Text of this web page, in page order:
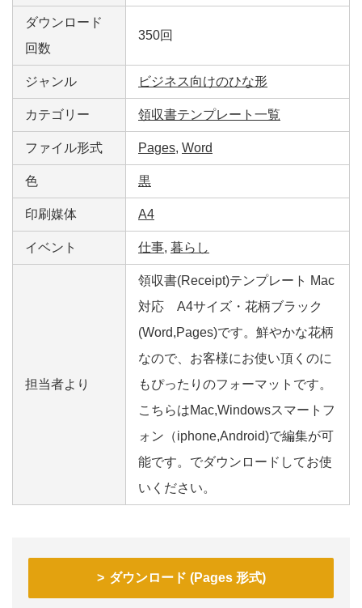
ダウンロード
回数
350回
ジャンル ビジネス向けのひな形
カテゴリー 領収書テンプレート一覧
ファイル形式 Pages, Word
色 黒
印刷媒体 A4
イベント 仕事, 暮らし
担当者より
領収書(Receipt)テンプレート Mac
対応 A4サイズ・花柄ブラック
(Word,Pages)です。鮮やかな花柄
なので、お客様にお使い頂くのに
もぴったりのフォーマットです。
こちらはMac,Windowsスマートフ
ォン（iphone,Android)で編集が可
能です。でダウンロードしてお使
いください。
ダウンロード (Pages 形式)